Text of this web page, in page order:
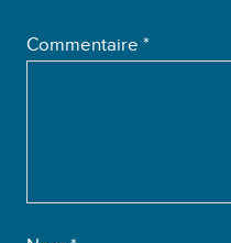
Commentaire *